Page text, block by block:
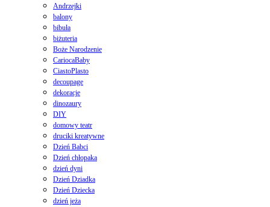
Andrzejki
balony
bibuła
biżuteria
Boże Narodzenie
CariocaBaby
CiastoPlasto
decoupage
dekoracje
dinozaury
DIY
domowy teatr
druciki kreatywne
Dzień Babci
Dzień chłopaka
dzień dyni
Dzień Dziadka
Dzień Dziecka
dzień jeża